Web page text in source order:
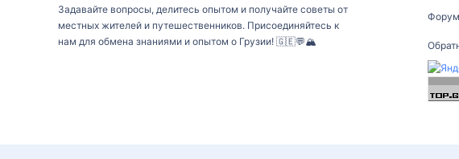
Задавайте вопросы, делитесь опытом и получайте советы от
местных жителей и путешественников. Присоединяйтесь к
нам для обмена знаниями и опытом о Грузии! 🇬🇪💬🏔️